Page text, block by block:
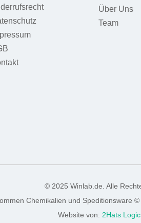
Über Uns
Team
© 2025 Winlab.de. Alle
Chemikalien und Speditionsware
Website von: 2Hats